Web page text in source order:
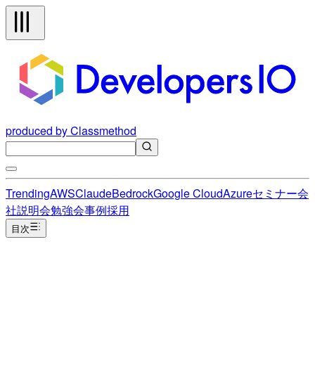
produced by Classmethod
TrendingAWSClaudeBedrockGoogle CloudAzureセミナー会
社説明会勉強会事例採用
目次